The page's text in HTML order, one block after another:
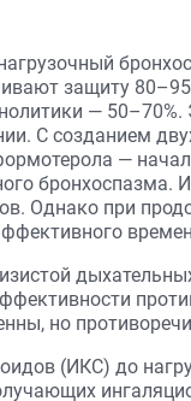
защиту
— 50–70%.
С созданием
—
бронхоспазма.
Однако при
но
(ИКС) до